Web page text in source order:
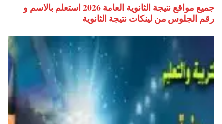
جميع مواقع نتيجة الثانوية العامة 2026 استعلم بالاسم و
رقم الجلوس من لينكات نتيجة الثانوية